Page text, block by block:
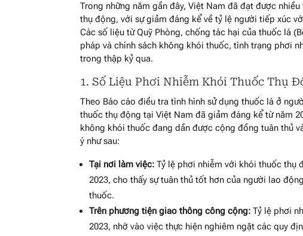
Trong những năm gần đây, Việt Nam đã đạt được
thụ động, với sự giảm đáng kể về tỷ lệ người tiếp xúc
Các số liệu từ Quỹ Phòng, chống tác hại của thuốc lá
pháp và chính sách không khói thuốc, tình trạng phơi
trong thập kỷ qua.
1. Số Liệu Phơi Nhiễm Khói Thuốc Thụ
Theo Báo cáo điều tra tình hình sử dụng thuốc lá ở
thuốc thụ động tại Việt Nam đã giảm đáng kể từ năm
không khói thuốc đang dần được cộng đồng tuân thủ
ý như sau:
Tại nơi làm việc: Tỷ lệ phơi nhiễm với khói thuốc thụ
2023, cho thấy sự tuân thủ tốt hơn của người lao
thuốc.
Trên phương tiện giao thông công cộng:Tỷ lệ phơi
2023, nhờ vào việc thực hiện nghiêm ngặt các quy